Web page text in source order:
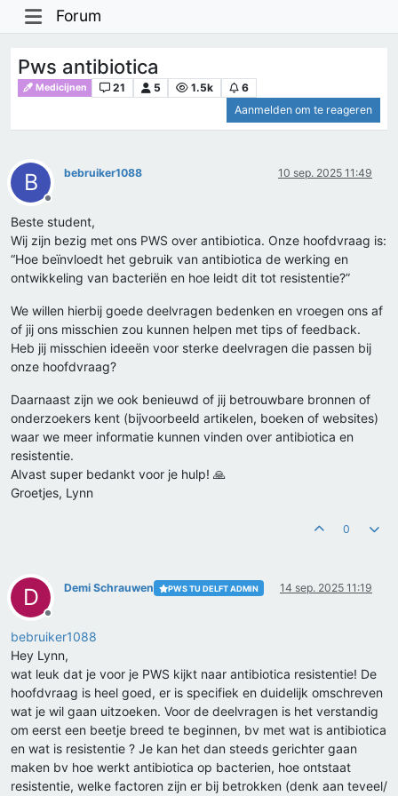
Forum
Pws antibiotica
Medicijnen 21 5 1.5k
6
Aanmelden om te reageren
B
Offline
bebruiker1088 10 sep. 2025 11:49
Beste student,
Wij zijn bezig met ons PWS over antibiotica. Onze hoofdvraag is:
“Hoe beïnvloedt het gebruik van antibiotica de werking en
ontwikkeling van bacteriën en hoe leidt dit tot resistentie?”
We willen hierbij goede deelvragen bedenken en vroegen ons af
of jij ons misschien zou kunnen helpen met tips of feedback.
Heb jij misschien ideeën voor sterke deelvragen die passen bij
onze hoofdvraag?
Daarnaast zijn we ook benieuwd of jij betrouwbare bronnen of
onderzoekers kent (bijvoorbeeld artikelen, boeken of websites)
waar we meer informatie kunnen vinden over antibiotica en
resistentie.
Alvast super bedankt voor je hulp! 🙏
Groetjes, Lynn
0
D
Offline
Demi Schrauwen PWS TU DELFT ADMIN 14 sep. 2025 11:19
bebruiker1088
Hey Lynn,
wat leuk dat je voor je PWS kijkt naar antibiotica resistentie! De
hoofdvraag is heel goed, er is specifiek en duidelijk omschreven
wat je wil gaan uitzoeken. Voor de deelvragen is het verstandig
om eerst een beetje breed te beginnen, bv met wat is antibiotica
en wat is resistentie ? Je kan het dan steeds gerichter gaan
maken bv hoe werkt antibiotica op bacterien, hoe ontstaat
resistentie, welke factoren zijn er bij betrokken (denk aan teveel/